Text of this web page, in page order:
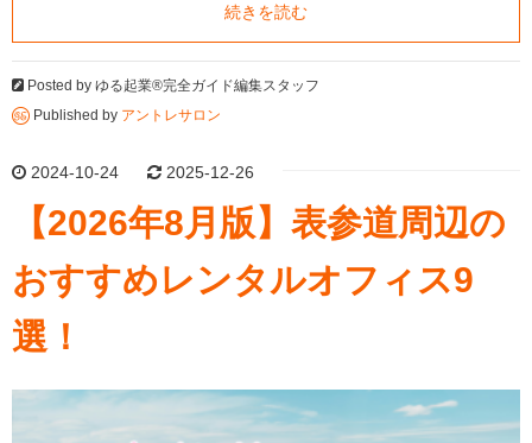
続きを読む
Posted by ゆる起業®完全ガイド編集スタッフ
Published by アントレサロン
2024-10-24 2025-12-26
【2026年8月版】表参道周辺の
おすすめレンタルオフィス9
選！